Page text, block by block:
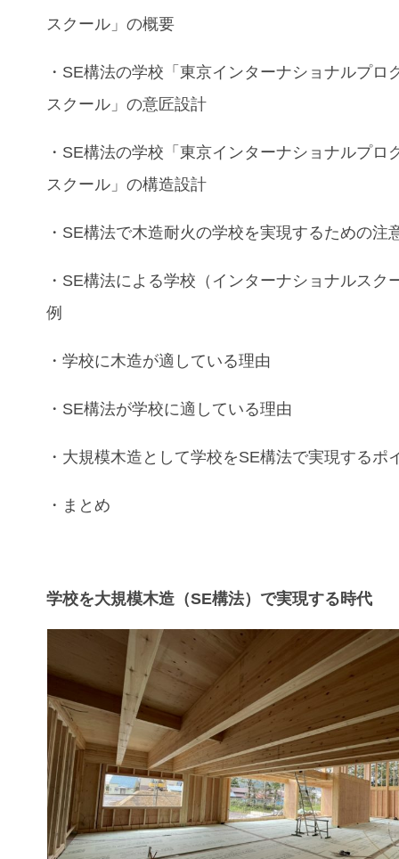
スクール」の概要
・ SE構法の学校 「東京インターナショナルプロ
スクール」の意匠設計
・ SE構法の学校 「東京インターナショナルプロ
スクール」の構造設計
・SE構法で木造耐火の学校を実現するための注
・SE構法による学校（インターナショナルスク
例
・学校に木造が適している理由
・ SE構法が学校に適している理由
・ 大規模木造 として学校をSE構法で実現するポ
・まとめ
学校を大規模木造（SE構法）で実現する時代